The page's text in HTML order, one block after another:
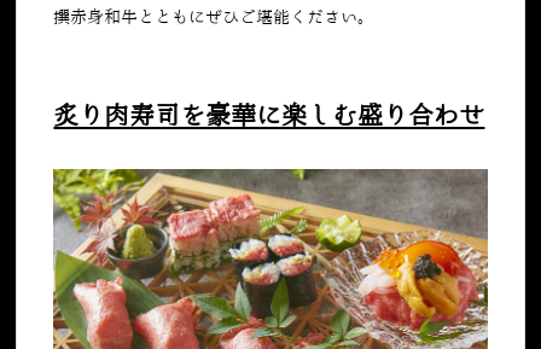
撰赤身和牛とともにぜひご堪能ください。
炙り肉寿司を豪華に楽しむ盛り合わせ